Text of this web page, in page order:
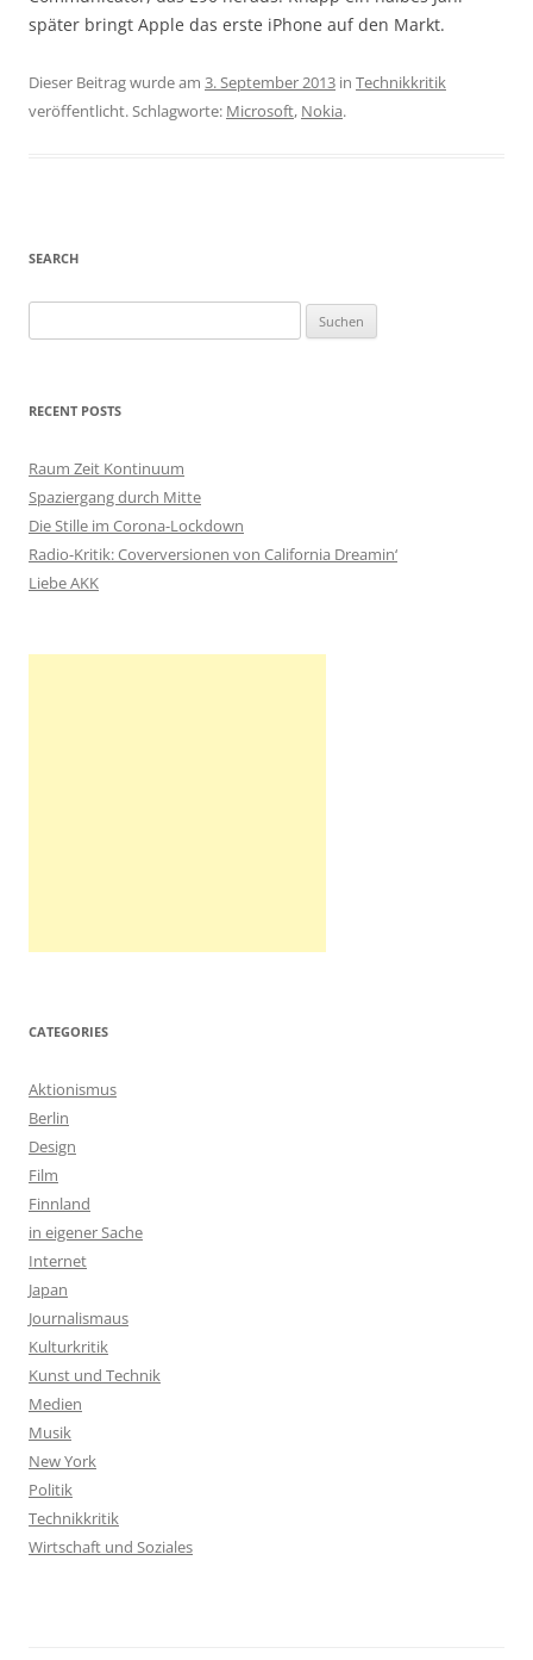
später bringt Apple das erste iPhone auf den Markt.
Dieser Beitrag wurde am 3. September 2013 in Technikkritik
veröffentlicht. Schlagworte: Microsoft, Nokia.
SEARCH
u
h
n
n
a
c
h
RECENT POSTS
Raum Zeit Kontinuum
Spaziergang durch Mitte
Die Stille im Corona-Lockdown
Radio-Kritik: Coverversionen von California Dreamin‘
Liebe AKK
CATEGORIES
Aktionismus
Berlin
Design
Film
Finnland
in eigener Sache
Internet
Japan
Journalismaus
Kulturkritik
Kunst und Technik
Medien
Musik
New York
Politik
Technikkritik
Wirtschaft und Soziales